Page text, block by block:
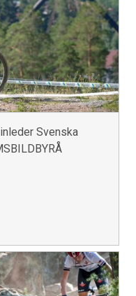
Svenska